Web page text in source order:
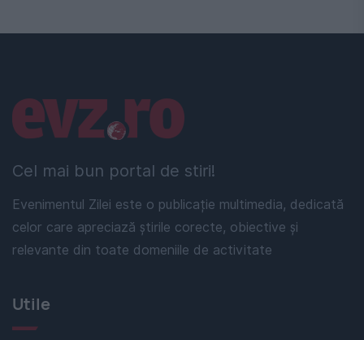
Cel mai bun portal de stiri!
Evenimentul Zilei este o publicație multimedia, dedicată
celor care apreciază știrile corecte, obiective și
relevante din toate domeniile de activitate
Linkuri utile
Utile